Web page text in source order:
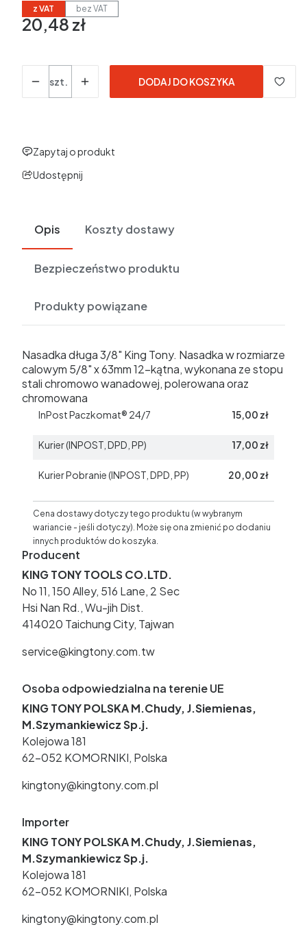
z VAT bez VAT
Cena
20,48 zł
w tym 23% VAT
w tym
szt.
DODAJ DO KOSZYKA
Zapytaj o produkt
Udostępnij
Opis Koszty dostawy
Bezpieczeństwo produktu
Produkty powiązane
Nasadka długa 3/8" King Tony. Nasadka w rozmiarze
calowym 5/8" x 63mm 12-kątna, wykonana ze stopu
stali chromowo wanadowej, polerowana oraz
chromowana
InPost Paczkomat® 24/7 15,00 zł
Kurier (INPOST, DPD, PP) 17,00 zł
Kurier Pobranie (INPOST, DPD, PP) 20,00 zł
Cena dostawy dotyczy tego produktu (w wybranym
wariancie - jeśli dotyczy). Może się ona zmienić po dodaniu
innych produktów do koszyka.
Producent
KING TONY TOOLS CO.LTD.
No 11, 150 Alley, 516 Lane, 2 Sec
Hsi Nan Rd., Wu-jih Dist.
414020 Taichung City, Tajwan
service@kingtony.com.tw
Osoba odpowiedzialna na terenie UE
KING TONY POLSKA M.Chudy, J.Siemienas,
M.Szymankiewicz Sp.j.
Kolejowa 181
62-052 KOMORNIKI, Polska
kingtony@kingtony.com.pl
Importer
KING TONY POLSKA M.Chudy, J.Siemienas,
M.Szymankiewicz Sp.j.
Kolejowa 181
62-052 KOMORNIKI, Polska
kingtony@kingtony.com.pl